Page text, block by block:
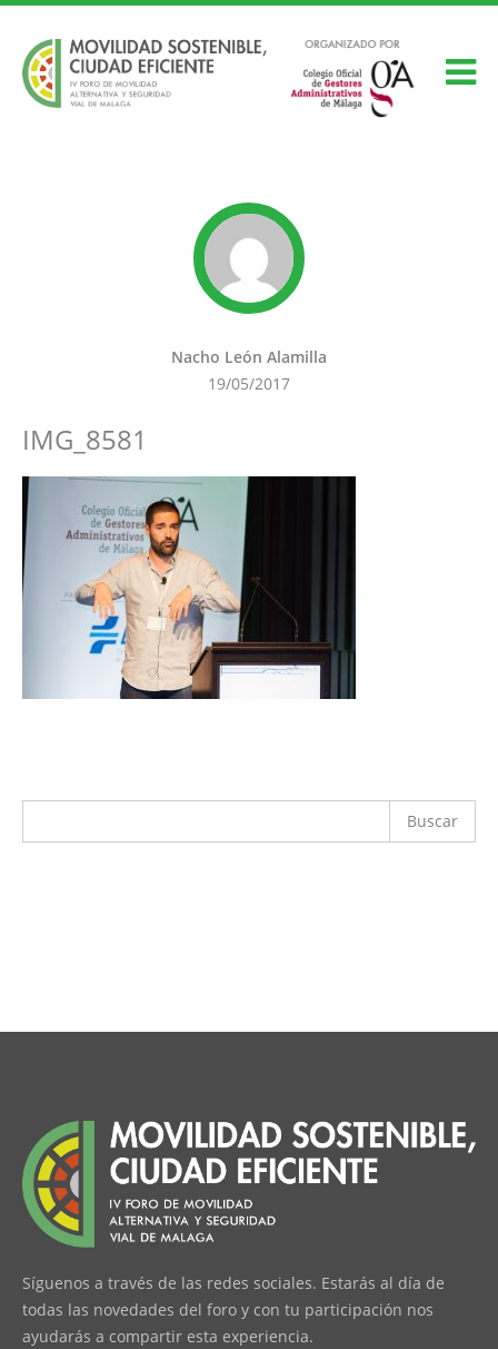
Nacho León Alamilla
19/05/2017
IMG_8581
Síguenos a través de las redes sociales. Estarás al día de
todas las novedades del foro y con tu participación nos
ayudarás a compartir esta experiencia.